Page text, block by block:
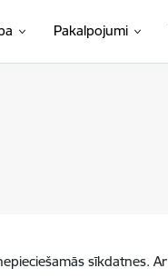
Pakalpojumi
sīkdatnes.